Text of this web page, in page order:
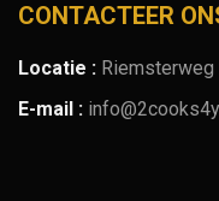
CONTACTEER
Locatie :
E-mail :